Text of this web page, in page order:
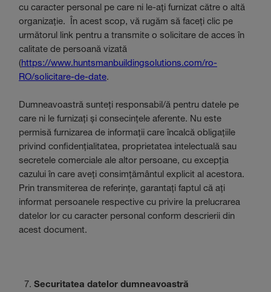
cu caracter personal pe care ni le-ați furnizat către o altă
organizație. În acest scop, vă rugăm să faceți clic pe
următorul link pentru a transmite o solicitare de acces în
calitate de persoană vizată
(https://www.huntsmanbuildingsolutions.com/ro-
RO/solicitare-de-date.
Dumneavoastră sunteți responsabil/ă pentru datele pe
care ni le furnizați și consecințele aferente. Nu este
permisă furnizarea de informații care încalcă obligațiile
privind confidențialitatea, proprietatea intelectuală sau
secretele comerciale ale altor persoane, cu excepția
cazului în care aveți consimțământul explicit al acestora.
Prin transmiterea de referințe, garantați faptul că ați
informat persoanele respective cu privire la prelucrarea
datelor lor cu caracter personal conform descrierii din
acest document.
Securitatea datelor dumneavoastră